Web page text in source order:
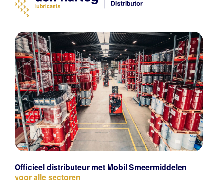
Officieel distributeur met Mobil Smeermiddelen
voor alle sectoren